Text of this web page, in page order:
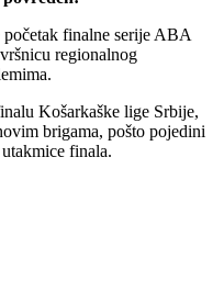
finalne serije ABA
regionalnog
Košarkaške lige Srbije,
brigama, pošto pojedini
finala.